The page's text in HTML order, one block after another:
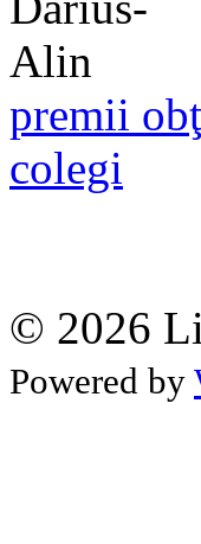
premii
colegi
© 2026
Powered by